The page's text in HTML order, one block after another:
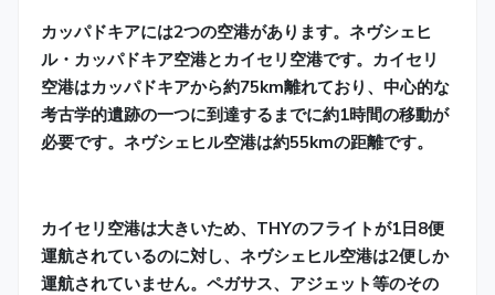
カッパドキアには2つの空港があります。ネヴシェヒ
ル・カッパドキア空港とカイセリ空港です。カイセリ
空港はカッパドキアから約75km離れており、中心的な
考古学的遺跡の一つに到達するまでに約1時間の移動が
必要です。ネヴシェヒル空港は約55kmの距離です。
カイセリ空港は大きいため、THYのフライトが1日8便
運航されているのに対し、ネヴシェヒル空港は2便しか
運航されていません。ペガサス、アジェット等のその